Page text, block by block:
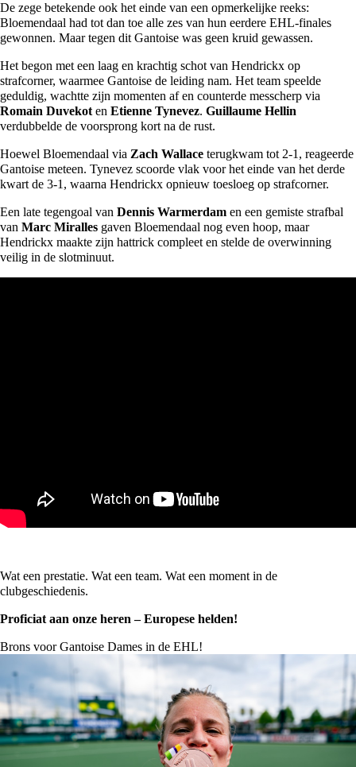
De zege betekende ook het einde van een opmerkelijke reeks:
Bloemendaal had tot dan toe alle zes van hun eerdere EHL-finales
gewonnen. Maar tegen dit Gantoise was geen kruid gewassen.
Het begon met een laag en krachtig schot van Hendrickx op
strafcorner, waarmee Gantoise de leiding nam. Het team speelde
geduldig, wachtte zijn momenten af en counterde messcherp via
Romain Duvekot en Etienne Tynevez. Guillaume Hellin
verdubbelde de voorsprong kort na de rust.
Hoewel Bloemendaal via Zach Wallace terugkwam tot 2-1, reageerde
Gantoise meteen. Tynevez scoorde vlak voor het einde van het derde
kwart de 3-1, waarna Hendrickx opnieuw toesloeg op strafcorner.
Een late tegengoal van Dennis Warmerdam en een gemiste strafbal
van Marc Miralles gaven Bloemendaal nog even hoop, maar
Hendrickx maakte zijn hattrick compleet en stelde de overwinning
veilig in de slotminuut.
Wat een prestatie. Wat een team. Wat een moment in de
clubgeschiedenis.
Proficiat aan onze heren – Europese helden!
Brons voor Gantoise Dames in de EHL!